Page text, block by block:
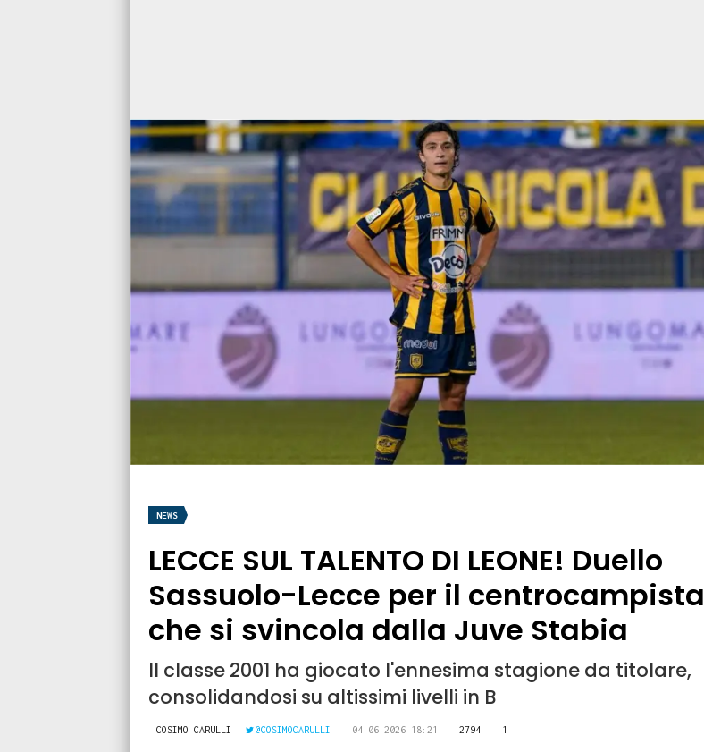
NEWS
LECCE SUL TALENTO DI LEONE! Duello
Sassuolo-Lecce per il centrocampista
che si svincola dalla Juve Stabia
Il classe 2001 ha giocato l'ennesima stagione da titolare,
consolidandosi su altissimi livelli in B
COSIMO CARULLI @COSIMOCARULLI 04.06.2026 18:21 2794 1